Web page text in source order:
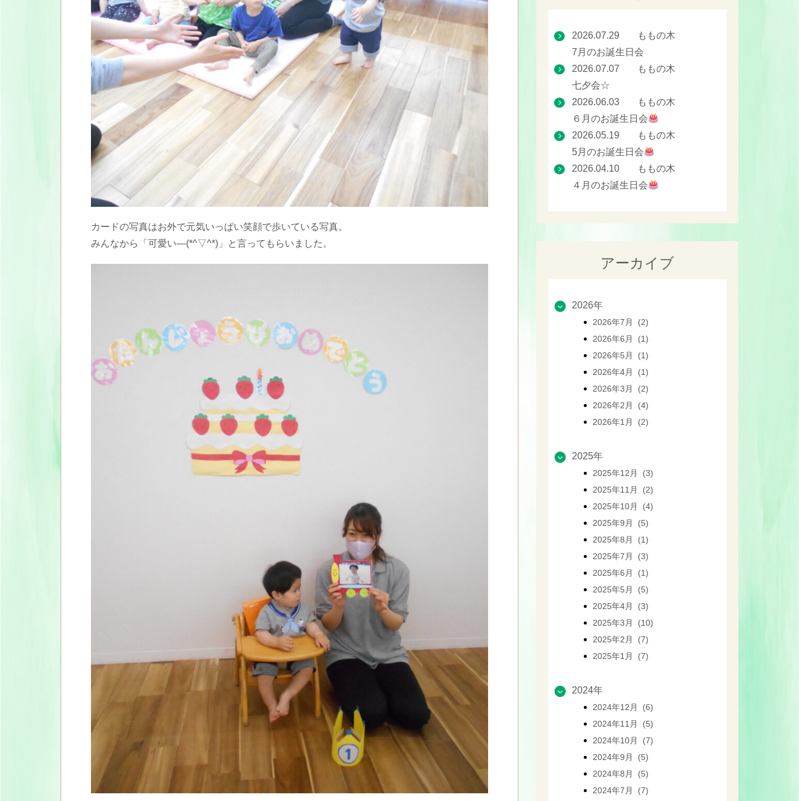
カードの写真はお外で元気いっぱい笑顔で歩いている写真。
みんなから「可愛い―(*^▽^*)」と言ってもらいました。
2026.07.29
ももの木
7月のお誕生日会
2026.07.07
ももの木
七夕会☆
2026.06.03
ももの木
６月のお誕生日会
2026.05.19
ももの木
5月のお誕生日会
2026.04.10
ももの木
４月のお誕生日会
アーカイブ
2026年
2026年7月 (2)
2026年6月 (1)
2026年5月 (1)
2026年4月 (1)
2026年3月 (2)
2026年2月 (4)
2026年1月 (2)
2025年
2025年12月 (3)
2025年11月 (2)
2025年10月 (4)
2025年9月 (5)
2025年8月 (1)
2025年7月 (3)
2025年6月 (1)
2025年5月 (5)
2025年4月 (3)
2025年3月 (10)
2025年2月 (7)
2025年1月 (7)
2024年
2024年12月 (6)
2024年11月 (5)
2024年10月 (7)
2024年9月 (5)
2024年8月 (5)
2024年7月 (7)